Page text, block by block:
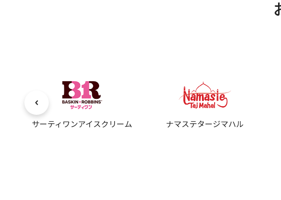
サーティワンアイスクリーム ナマステタージマハル